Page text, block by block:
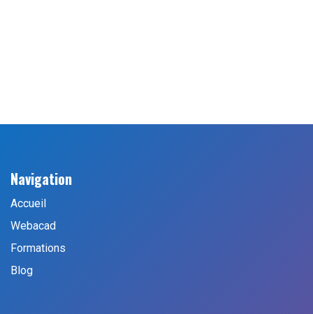
Navigation
Accueil
Webacad
Formations
Blog